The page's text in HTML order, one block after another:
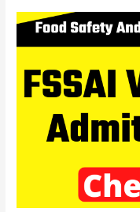
–
Download
Ticket